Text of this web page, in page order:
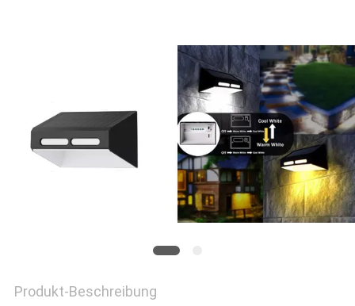
SHOP
SITEMAP
DATENSCHUTZRICHTLINIE
Produkt-Beschreibung